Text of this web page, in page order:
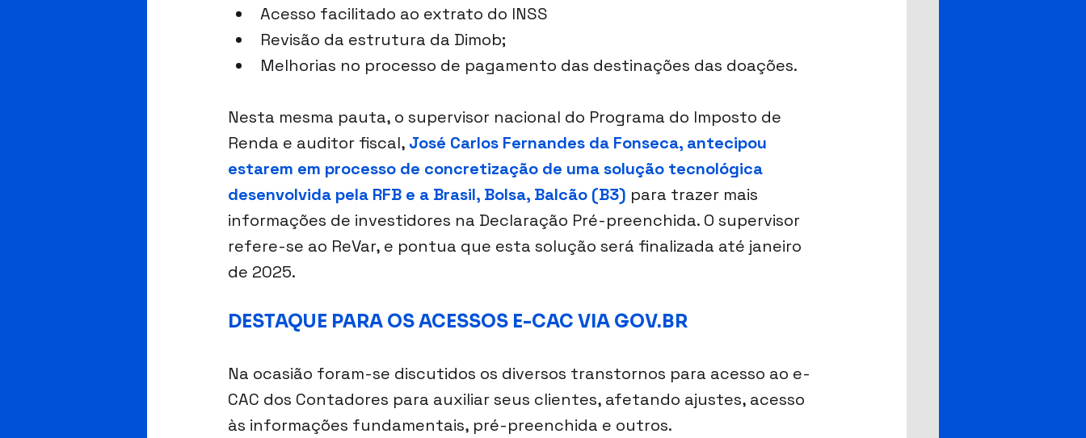
Acesso facilitado ao extrato do INSS
Revisão da estrutura da Dimob;
Melhorias no processo de pagamento das destinações das doações.
Nesta mesma pauta, o supervisor nacional do Programa do Imposto de
Renda e auditor fiscal, José Carlos Fernandes da Fonseca, antecipou
estarem em processo de concretização de uma solução tecnológica
desenvolvida pela RFB e a Brasil, Bolsa, Balcão (B3) para trazer mais
informações de investidores na Declaração Pré-preenchida. O supervisor
refere-se ao ReVar, e pontua que esta solução será finalizada até janeiro
de 2025.
DESTAQUE PARA OS ACESSOS E-CAC VIA GOV.BR
Na ocasião foram-se discutidos os diversos transtornos para acesso ao e-
CAC dos Contadores para auxiliar seus clientes, afetando ajustes, acesso
às informações fundamentais, pré-preenchida e outros.